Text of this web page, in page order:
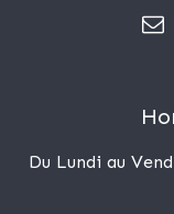
Du Lundi au